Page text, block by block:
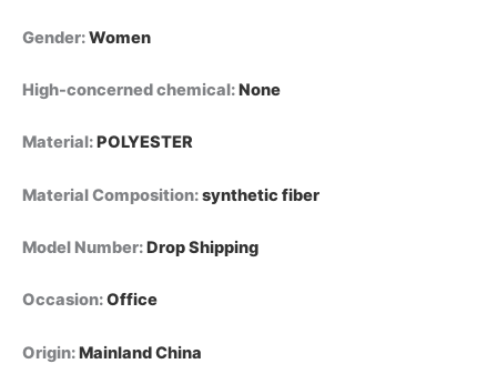
Gender:Women
High-concerned chemical:None
Material: POLYESTER
Material Composition:synthetic fiber
Model Number:Drop Shipping
Occasion:Office
Origin:Mainland China